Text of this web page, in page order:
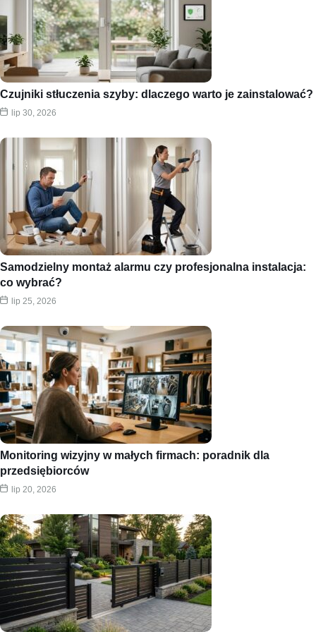
Czujniki stłuczenia szyby: dlaczego warto je zainstalować?
lip 30, 2026
Samodzielny montaż alarmu czy profesjonalna instalacja:
co wybrać?
lip 25, 2026
Monitoring wizyjny w małych firmach: poradnik dla
przedsiębiorców
lip 20, 2026